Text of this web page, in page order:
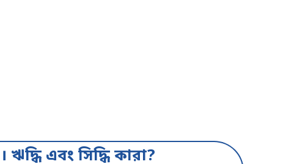
। ঋদ্ধি এবং সিদ্ধি কারা?